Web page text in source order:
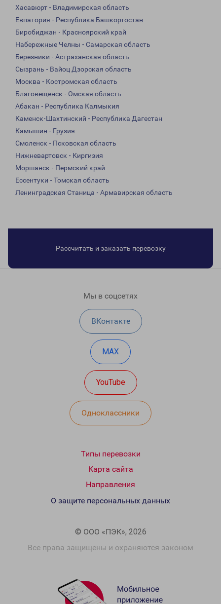
Хасавюрт - Владимирская область
Евпатория - Республика Башкортостан
Биробиджан - Красноярский край
Набережные Челны - Самарская область
Березники - Астраханская область
Сызрань - Вайоц Дзорская область
Москва - Костромская область
Благовещенск - Омская область
Абакан - Республика Калмыкия
Каменск-Шахтинский - Республика Дагестан
Камышин - Грузия
Смоленск - Псковская область
Нижневартовск - Киргизия
Моршанск - Пермский край
Ессентуки - Томская область
Ленинградская Станица - Армавирская область
Рассчитать и заказать перевозку
Мы в соцсетях
ВКонтакте
MAX
YouTube
Одноклассники
Типы перевозки
Карта сайта
Направления
© ООО «ПЭК», 2026
Все права защищены и охраняются законом
О защите персональных данных